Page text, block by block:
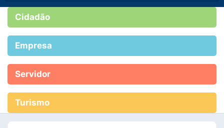
Cidadão
Empresa
Servidor
Turismo